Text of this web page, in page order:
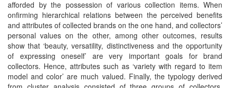
afforded by the possession of various collection items. When
onfirming hierarchical relations between the perceived benefits
and attributes of collected brands on the one hand, and collectors’
personal values on the other, among other outcomes, results
show that ‘beauty, versatility, distinctiveness and the opportunity
of expressing oneself’ are very important goals for brand
collectors. Hence, attributes such as ‘variety with regard to item
model and color’ are much valued. Finally, the typology derived